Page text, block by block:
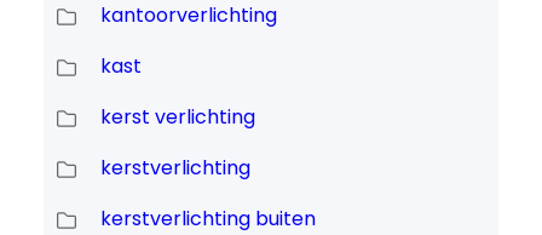
kantoorverlichting
kast
kerst verlichting
kerstverlichting
kerstverlichting buiten